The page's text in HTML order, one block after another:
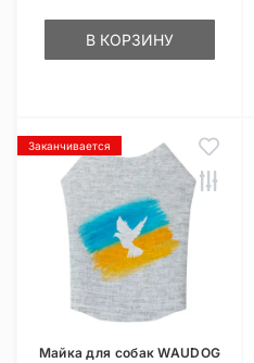
В КОРЗИНУ
Заканчивается
Майка для собак WAUDOG